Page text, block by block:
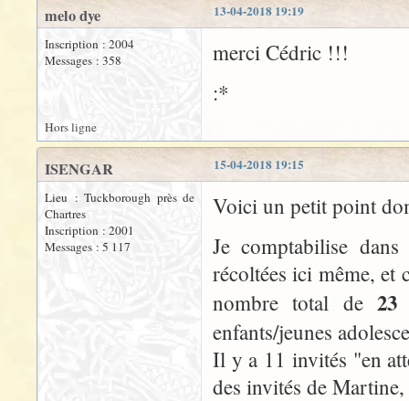
13-04-2018 19:19
melo dye
Inscription : 2004
Messages : 358
merci Cédric !!!
:*
Hors ligne
15-04-2018 19:15
ISENGAR
Lieu : Tuckborough près de
Chartres
Inscription : 2001
Messages : 5 117
Voici un petit point
Je comptabilise
récoltées ici même, et
nombre total de 23
enfants/jeunes
Il y a 11 invités "en
des invités de